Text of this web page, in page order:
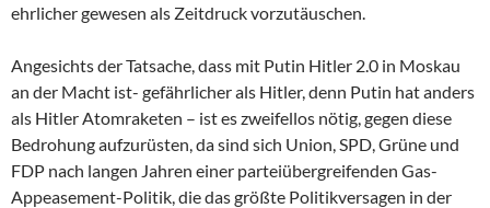
ehrlicher gewesen als Zeitdruck vorzutäuschen.
Angesichts der Tatsache, dass mit Putin Hitler 2.0 in Moskau
an der Macht ist- gefährlicher als Hitler, denn Putin hat anders
als Hitler Atomraketen – ist es zweifellos nötig, gegen diese
Bedrohung aufzurüsten, da sind sich Union, SPD, Grüne und
FDP nach langen Jahren einer parteiübergreifenden Gas-
Appeasement-Politik, die das größte Politikversagen in der